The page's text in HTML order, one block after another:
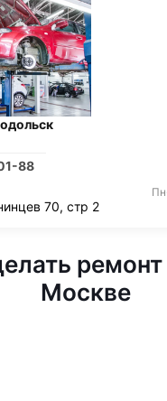
88
70, стр 2
Москве